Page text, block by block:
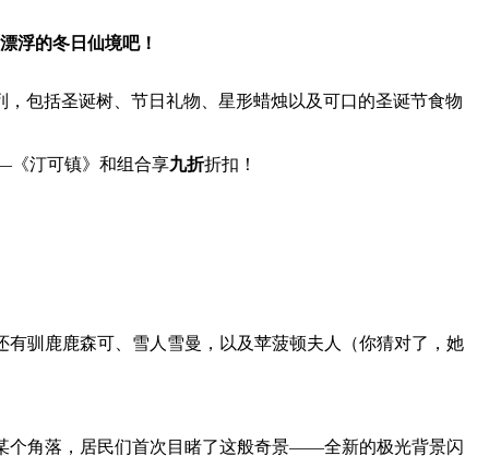
浮的冬日仙境吧！
包括圣诞树、节日礼物、星形蜡烛以及可口的圣诞节食物
汀可镇》和组合享九折折扣！
驯鹿鹿森可、雪人雪曼，以及苹菠顿夫人（你猜对了，她
个角落，居民们首次目睹了这般奇景——全新的极光背景闪